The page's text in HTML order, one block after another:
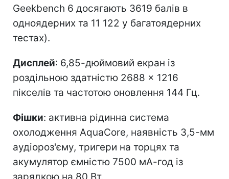
Geekbench 6 досягають 3619 балів в
одноядерних та 11 122 у багатоядерних
тестах).
Дисплей: 6,85-дюймовий екран із
роздільною здатністю 2688 × 1216
пікселів та частотою оновлення 144 Гц.
Фішки: активна рідинна система
охолодження AquaCore, наявність 3,5-мм
аудіороз'єму, тригери на торцях та
акумулятор ємністю 7500 мА-год із
зарядкою на 80 Вт.